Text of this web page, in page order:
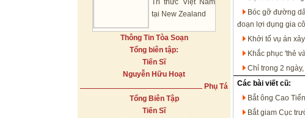
Tri thức Việt Nam
tại New Zealand
Thông Tin Tòa Soạn
Tổng biên tập:
Tiến Sĩ
Nguyễn Hữu Hoạt
Phụ Tá
Tổng Biên Tập
Tiến Sĩ
Bóc gỡ đường
đoạn lợi dụng gia
Khởi tố vụ án
Khắc phục 'thẻ
Chỉ trong 2
Các bài viết cũ:
Bắt ông Cao
Bắt giam Cục